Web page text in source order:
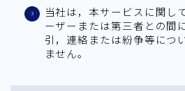
当社は，本サービスに関し
ーザーまたは第三者との間
引，連絡または紛争等につ
ません。